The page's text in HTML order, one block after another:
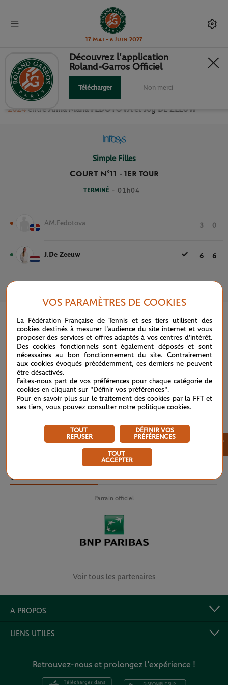
17 Mai - 6 Juin 2027
1ER TOUR SIMPLE FILLES
Revivez le match du 1er Tour Simple Filles Roland Garros
2024 entre Anna Maria FEDOTOVA et Joy DE ZEEUW
Simple Filles
Court n°11 - 1ER TOUR
TERMINÉ - 01h04
AM.Fedotova 3 0
J.De Zeeuw 6 6
Découvrez l'application
Roland-Garros Officiel
Télécharger Non merci
PARTENAIRES
Parrain officiel
Voir tous les partenaires
A PROPOS
LIENS UTILES
Retrouvez-nous et prolongez l’expérience !
VOS PARAMÈTRES DE COOKIES
La Fédération Française de Tennis et ses tiers utilisent des
cookies destinés à mesurer l'audience du site internet et vous
proposer des services et offres adaptés à vos centres d'intérêt.
Des cookies fonctionnels sont également déposés et sont
nécessaires au bon fonctionnement du site. Contrairement
aux cookies évoqués précédemment, ces derniers ne peuvent
être désactivés.
Faites-nous part de vos préférences pour chaque catégorie de
cookies en cliquant sur "Définir vos préférences".
Pour en savoir plus sur le traitement des cookies par la FFT et
ses tiers, vous pouvez consulter notre politique cookies.
TOUT
REFUSER
DÉFINIR VOS
PRÉFÉRENCES
TOUT
ACCEPTER